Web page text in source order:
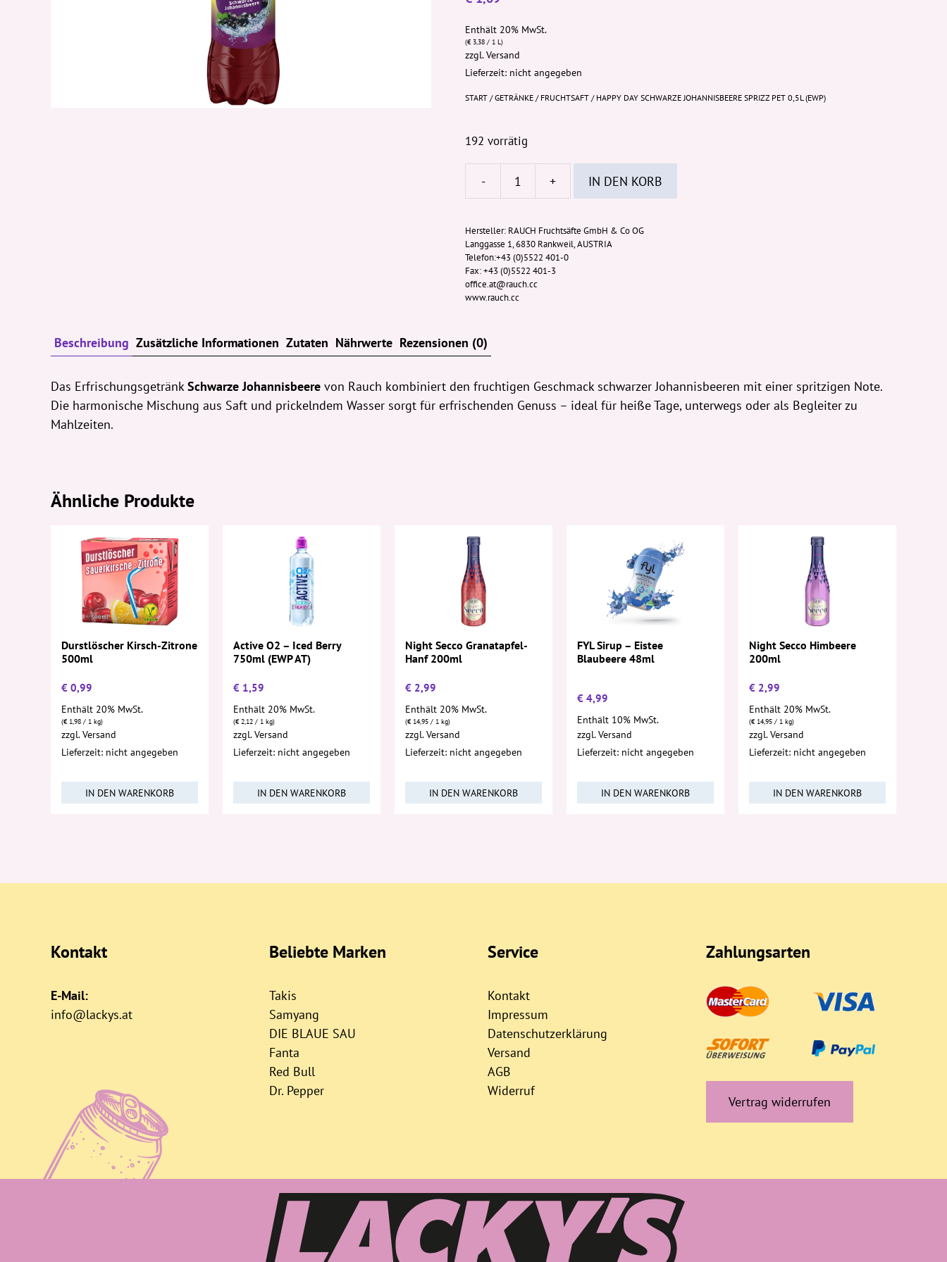
Enthält 20% MwSt.
(€3,38 / 1 L)
zzgl.Versand
Lieferzeit: nicht angegeben
START /GETRÄNKE / FRUCHTSAFT / HAPPY DAY SCHWARZE JOHANNISBEERE SPRIZZ PET 0,5L (EWP)
192 vorrätig
-
Schwarze
Johannisbeere
Sprizz
PET
0,5l
Menge
+ IN DEN KORB
Hersteller: RAUCH Fruchtsäfte GmbH & Co OG
Langgasse 1, 6830 Rankweil, AUSTRIA
Telefon:+43 (0)5522 401-0
Fax: +43 (0)5522 401-3
office.at@rauch.cc
www.rauch.cc
Beschreibung Zusätzliche Informationen Zutaten Nährwerte Rezensionen (0)
Das ErfrischungsgetränkSchwarze Johannisbeere von Rauch kombiniert den fruchtigen Geschmack schwarzer Johannisbeeren mit einer spritzigen Note.
Die harmonische Mischung aus Saft und prickelndem Wasser sorgt für erfrischenden Genuss – ideal für heiße Tage, unterwegs oder als Begleiter zu
Mahlzeiten.
Ähnliche Produkte
Durstlöscher Kirsch-Zitrone
500ml
€ 0,99
Enthält 20% MwSt.
(€1,98 / 1 kg)
zzgl.Versand
Lieferzeit: nicht angegeben
IN DEN WARENKORB
Active O2 – Iced Berry
750ml (EWP AT)
€ 1,59
Enthält 20% MwSt.
(€2,12 / 1 kg)
zzgl.Versand
Lieferzeit: nicht angegeben
IN DEN WARENKORB
Night Secco Granatapfel-
Hanf 200ml
€ 2,99
Enthält 20% MwSt.
(€14,95 / 1 kg)
zzgl.Versand
Lieferzeit: nicht angegeben
IN DEN WARENKORB
FYL Sirup – Eistee
Blaubeere 48ml
€ 4,99
Enthält 10% MwSt.
zzgl.Versand
Lieferzeit: nicht angegeben
IN DEN WARENKORB
Night Secco Himbeere
200ml
€ 2,99
Enthält 20% MwSt.
(€14,95 / 1 kg)
zzgl.Versand
Lieferzeit: nicht angegeben
IN DEN WARENKORB
Kontakt
E-Mail:
info@lackys.at
Beliebte Marken
Takis
Samyang
DIE BLAUE SAU
Fanta
Red Bull
Dr. Pepper
Service
Kontakt
Impressum
Datenschutzerklärung
Versand
AGB
Widerruf
Zahlungsarten
Vertrag widerrufen